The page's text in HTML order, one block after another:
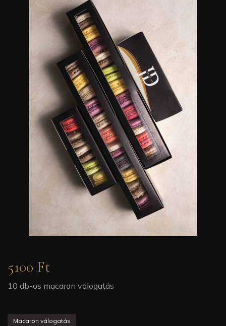
5100 Ft
10 db-os macaron válogatás
Macaron válogatás